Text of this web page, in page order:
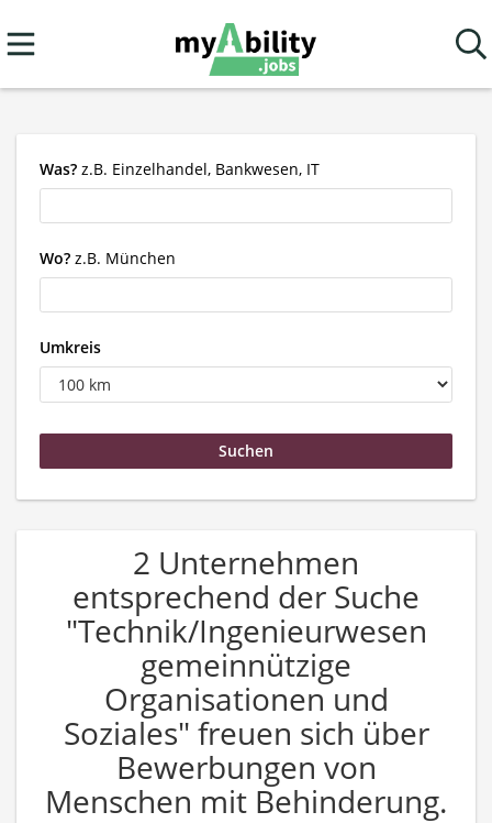
Was? z.B. Einzelhandel, Bankwesen, IT
Wo? z.B. München
Umkreis
2 Unternehmen
entsprechend der Suche
"Technik/Ingenieurwesen
gemeinnützige
Organisationen und
Soziales" freuen sich über
Bewerbungen von
Menschen mit Behinderung.